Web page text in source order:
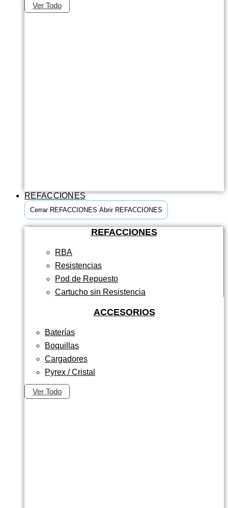
Ver Todo
REFACCIONES
Cerrar REFACCIONES Abrir REFACCIONES
REFACCIONES
RBA
Resistencias
Pod de Repuesto
Cartucho sin Resistencia
ACCESORIOS
Baterías
Boquillas
Cargadores
Pyrex / Cristal
Ver Todo